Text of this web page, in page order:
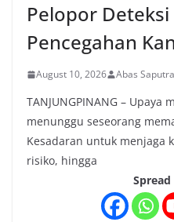
Pelopor
Pencegahan
August 10, 2026 Abas Saputra
TANJUNGPINANG –
menunggu seseorang
Kesadaran untuk menjaga
risiko, hingga